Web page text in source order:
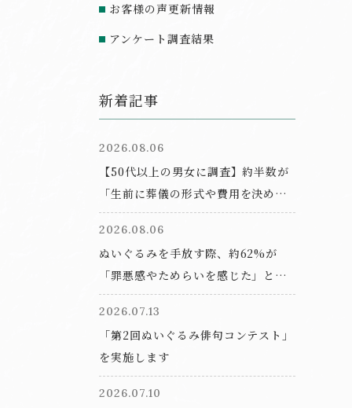
お客様の声更新情報
アンケート調査結果
新着記事
2026.08.06
【50代以上の男女に調査】約半数が
「生前に葬儀の形式や費用を決めて
おきたい」と回答。一方で相談サー
ビスの利用経験は9.6%にとどまる結
果に
2026.08.06
ぬいぐるみを手放す際、約62%が
「罪悪感やためらいを感じた」と回
答。「ぬいぐるみ供養」という選択
肢とは？
2026.07.13
「第2回ぬいぐるみ俳句コンテスト」
を実施します
2026.07.10